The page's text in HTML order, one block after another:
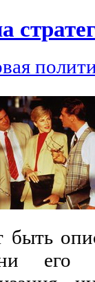
быть
его